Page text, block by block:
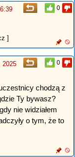
0
]
0
2025
chodzą z
Ty bywasz?
nie widziałem
o tym, że to